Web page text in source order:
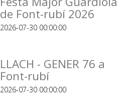
de Font-rubí 2026
2026-07-30 00:00:00
LLACH - GENER 76 a
Font-rubí
2026-07-30 00:00:00